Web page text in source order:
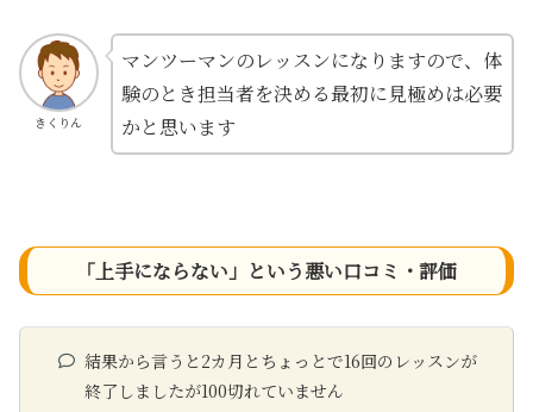
きくりん
マンツーマンのレッスンになりますので、体
験のとき担当者を決める最初に見極めは必要
かと思います
「上手にならない」という悪い口コミ・評価
結果から言うと2カ月とちょっとで16回のレッスンが
終了しましたが100切れていません